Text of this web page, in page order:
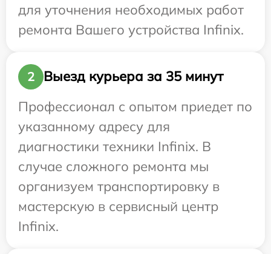
для уточнения необходимых работ
ремонта Вашего устройства Infinix.
2
Выезд курьера за 35 минут
Профессионал с опытом приедет по
указанному адресу для
диагностики техники Infinix. В
случае сложного ремонта мы
организуем транспортировку в
мастерскую в сервисный центр
Infinix.